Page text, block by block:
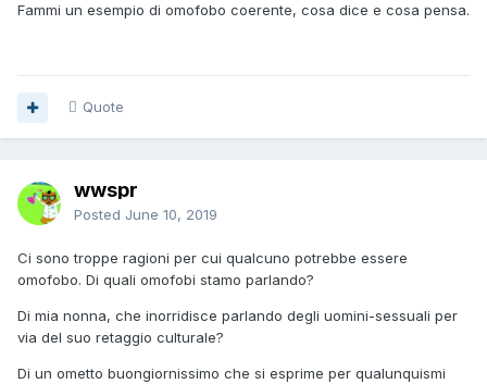
Fammi un esempio di omofobo coerente, cosa dice e cosa pensa.
Quote
wwspr
Posted June 10, 2019
Ci sono troppe ragioni per cui qualcuno potrebbe essere
omofobo. Di quali omofobi stamo parlando?
Di mia nonna, che inorridisce parlando degli uomini-sessuali per
via del suo retaggio culturale?
Di un ometto buongiornissimo che si esprime per qualunquismi